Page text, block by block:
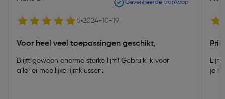
Geverifieerde aankoop
5 2024-10-19
Voor heel veel toepassingen geschikt,
Blijft gewoon enorme sterke lijm! Gebruik ik voor
allerlei moeilijke lijmklussen.
je